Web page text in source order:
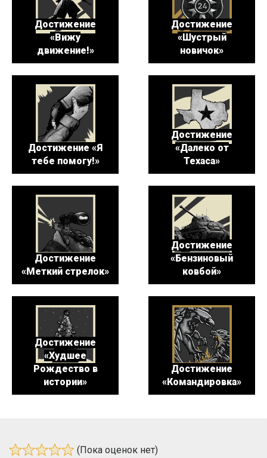
Достижение
«Вижу
движение!»
Достижение
«Шустрый
новичок»
Достижение «Я
тебе помогу!»
Достижение
«Далеко от
Техаса»
Достижение
«Меткий стрелок»
Достижение
«Бензиновый
ковбой»
Достижение
«Худшее
Рождество в
истории»
Достижение
«Командировка»
(Пока оценок нет)